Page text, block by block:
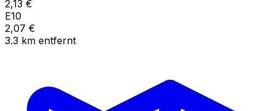
2,13 €
E10
2,07 €
3.3 km entfernt